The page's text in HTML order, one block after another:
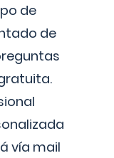
de
de
vía mail